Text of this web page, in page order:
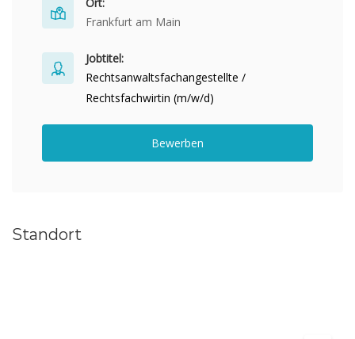
Frankfurt am Main
Jobtitel:
Rechtsanwaltsfachangestellte /
Rechtsfachwirtin (m/w/d)
Bewerben
Standort